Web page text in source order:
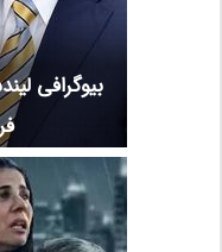
بیوگرافی